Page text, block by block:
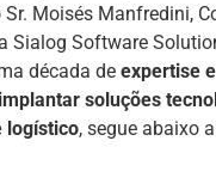
Moisés Manfredini,
Sialog Software
década de expertise
soluções
logístico, segue abaixo